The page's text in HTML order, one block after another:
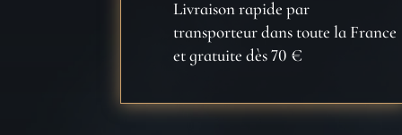
Livraison rapide par
transporteur dans toute la France
et gratuite dès 70 €